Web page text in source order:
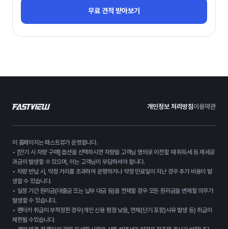
무료 견적 받아보기
개인정보 처리방침이용약관
이 홈페이지는 패스트뷰가 운영합니다.
• [만기 시 차량 구매] 옵션을 선택하시면 차량을 고객님 명의로 이전할 때 취득세 등 제세공
과금이 발생할 수 있으며, 이는 고객님이 부담하셔야 합니다.
• 차량 반납 시, 약정 거리를 초과하여 운행하거나 약정 만료일이 지난 경우 추가 비용이 발
생할 수 있습니다.
• 일정 기간 원리금(대출금 또는 납부 대금 등)을 연체할 경우 모든 원리금을 변제할 의무가
발생할 수 있습니다.
• 렌터카 취급이 부적정한 경우(개인 신용 평점 낮음, 연체(단기 포함)사유 발생 등) 취급이
제한될 수있습니다.